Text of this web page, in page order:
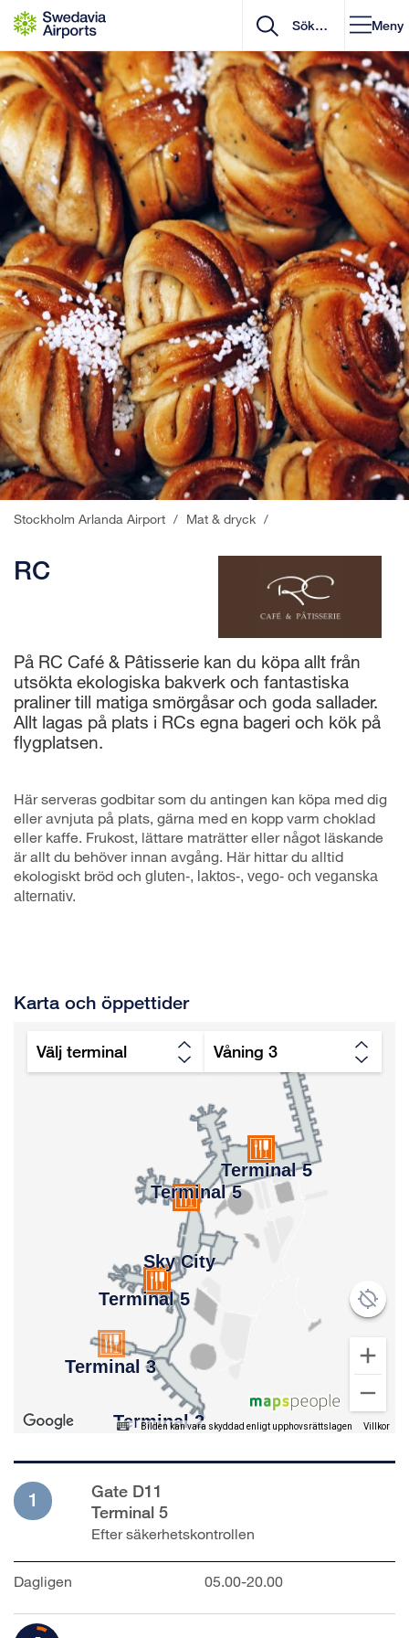
Gå till innehåll
Meny
Stockholm Arlanda Airport / Mat & dryck /
RC
På RC Café & Pâtisserie kan du köpa allt från
utsökta ekologiska bakverk och fantastiska
praliner till matiga smörgåsar och goda sallader.
Allt lagas på plats i RCs egna bageri och kök på
flygplatsen.
Här serveras godbitar som du antingen kan köpa med dig
eller avnjuta på plats, gärna med en kopp varm choklad
eller kaffe. Frukost, lättare maträtter eller något läskande
är allt du behöver innan avgång. Här hittar du alltid
ekologiskt bröd och gluten-, laktos-, vego- och veganska
alternativ.
Karta och öppettider
Bilden kan vara skyddad enligt upphovsrättslagen Villkor
1
Gate D11
Terminal 5
Efter säkerhetskontrollen
Dagligen 05.00-20.00